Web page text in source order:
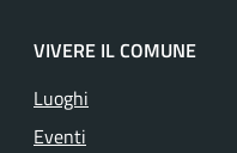
VIVERE IL COMUNE
Luoghi
Eventi